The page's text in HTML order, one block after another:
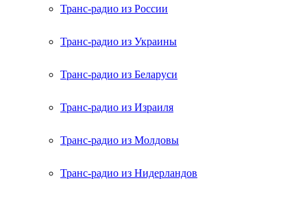
Транс-радио из России
Транс-радио из Украины
Транс-радио из Беларуси
Транс-радио из Израиля
Транс-радио из Молдовы
Транс-радио из Нидерландов